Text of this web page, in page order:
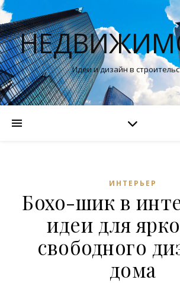
Идеи и дизайн в
ИНТЕРЬЕР
Бохо-шик в
идеи для
свободного
дома